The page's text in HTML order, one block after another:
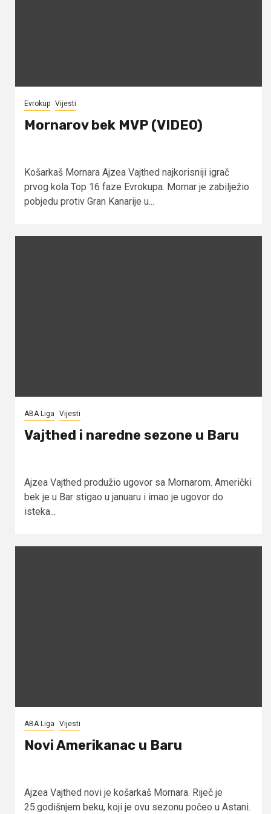
Evrokup Vijesti
Mornarov bek MVP (VIDEO)
Košarkaš Mornara Ajzea Vajthed najkorisniji igrač
prvog kola Top 16 faze Evrokupa. Mornar je zabilježio
pobjedu protiv Gran Kanarije u...
ABA Liga Vijesti
Vajthed i naredne sezone u Baru
Ajzea Vajthed produžio ugovor sa Mornarom. Američki
bek je u Bar stigao u januaru i imao je ugovor do
isteka...
ABA Liga Vijesti
Novi Amerikanac u Baru
Ajzea Vajthed novi je košarkaš Mornara. Riječ je
25.godišnjem beku, koji je ovu sezonu počeo u Astani.